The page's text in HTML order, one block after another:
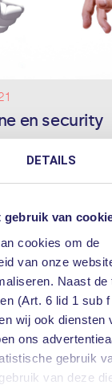
DETAILS
gebruik van
cookies om de
van onze
Naast de
(Art. 6 lid 1 sub
wij ook diensten
ons
gebruik
van deze
en security
learning mens